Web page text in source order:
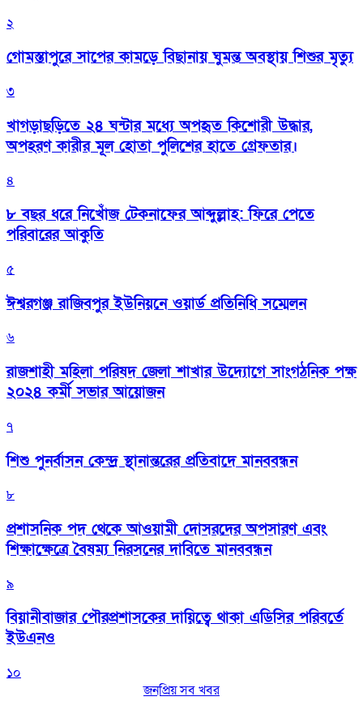
২
গোমস্তাপুরে সাপের কামড়ে বিছানায় ঘুমন্ত অবস্থায় শিশুর মৃত্যু
৩
খাগড়াছড়িতে ২৪ ঘন্টার মধ্যে অপহৃত কিশোরী উদ্ধার,
অপহরণ কারীর মূল হোতা পুলিশের হাতে গ্রেফতার।
৪
৮ বছর ধরে নিখোঁজ টেকনাফের আব্দুল্লাহ: ফিরে পেতে
পরিবারের আকুতি
৫
ঈশ্বরগঞ্জ রাজিবপুর ইউনিয়নে ওয়ার্ড প্রতিনিধি সম্মেলন
৬
রাজশাহী মহিলা পরিষদ জেলা শাখার উদ্যোগে সাংগঠনিক পক্ষ
২০২৪ কর্মী সভার আয়োজন
৭
শিশু পুনর্বাসন কেন্দ্র স্থানান্তরের প্রতিবাদে মানববন্ধন
৮
প্রশাসনিক পদ থেকে আওয়ামী দোসরদের অপসারণ এবং
শিক্ষাক্ষেত্রে বৈষম্য নিরসনের দাবিতে মানববন্ধন
৯
বিয়ানীবাজার পৌরপ্রশাসকের দায়িত্বে থাকা এডিসির পরিবর্তে
ইউএনও
১০
জনপ্রিয় সব খবর